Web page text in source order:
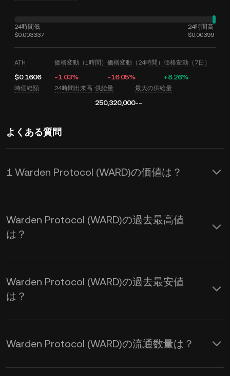
24時間低
$0.003337
24時間高
$0.00399
ATH
$0.1606
価格変動（1時間）
-1.03%
価格変動（24時間）
-16.05%
価格変動（7日）
+8.26%
時価総額 24時間出来高 供給量
250,320,000
最大の供給量
--
よくある質問
1 Warden Protocol (WARD)の価値は？
KuCoinはWarden Protocol (WARD)に対
してリアルタイムでのUSD価格更新を
提供します。Warden Protocolの価格
て、WARDからUSDへのリアルタイム
交換レートを取得できます。
Warden Protocol (WARD)の過去最高値
は？
Warden Protocol (WARD)の過去最安値
は？
Warden Protocol (WARD)の流通数量は？